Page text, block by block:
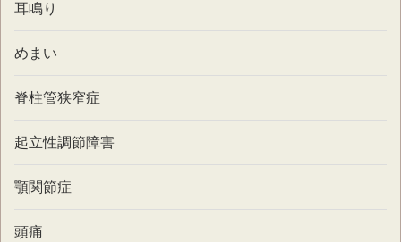
耳鳴り
めまい
脊柱管狭窄症
起立性調節障害
顎関節症
頭痛